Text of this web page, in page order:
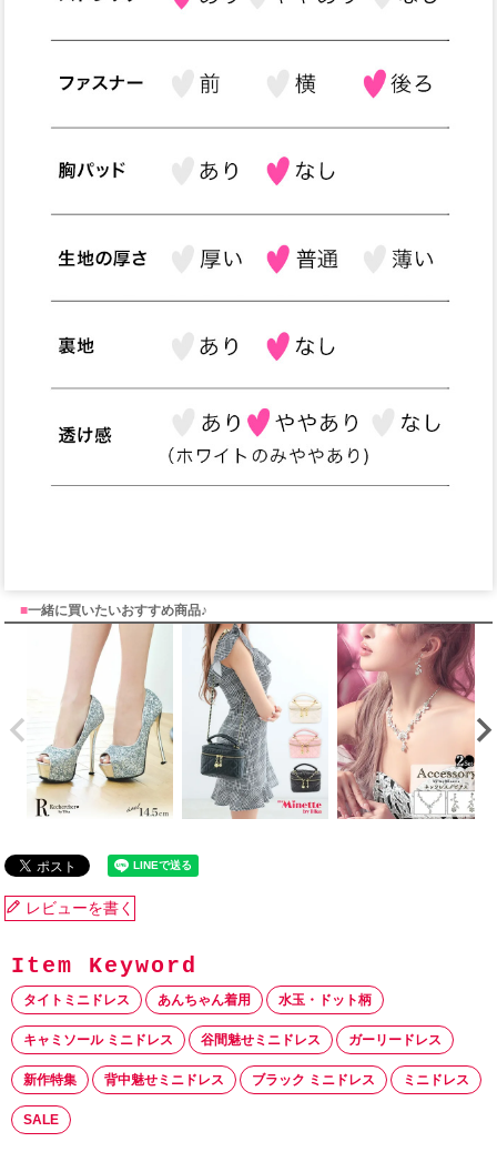
■一緒に買いたいおすすめ商品♪
レビューを書く
タイトミニドレス あんちゃん着用 水玉・ドット柄
キャミソール ミニドレス 谷間魅せミニドレス ガーリードレス
新作特集 背中魅せミニドレス ブラック ミニドレス ミニドレス
SALE